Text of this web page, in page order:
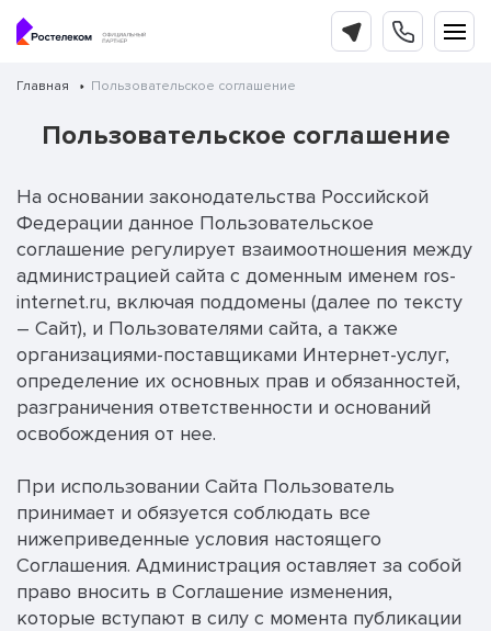
Главная Пользовательское соглашение
Пользовательское соглашение
На основании законодательства Российской
Федерации данное Пользовательское
соглашение регулирует взаимоотношения между
администрацией сайта с доменным именем ros-
internet.ru, включая поддомены (далее по тексту
– Сайт), и Пользователями сайта, а также
организациями-поставщиками Интернет-услуг,
определение их основных прав и обязанностей,
разграничения ответственности и оснований
освобождения от нее.
При использовании Сайта Пользователь
принимает и обязуется соблюдать все
нижеприведенные условия настоящего
Соглашения. Администрация оставляет за собой
право вносить в Соглашение изменения,
которые вступают в силу с момента публикации